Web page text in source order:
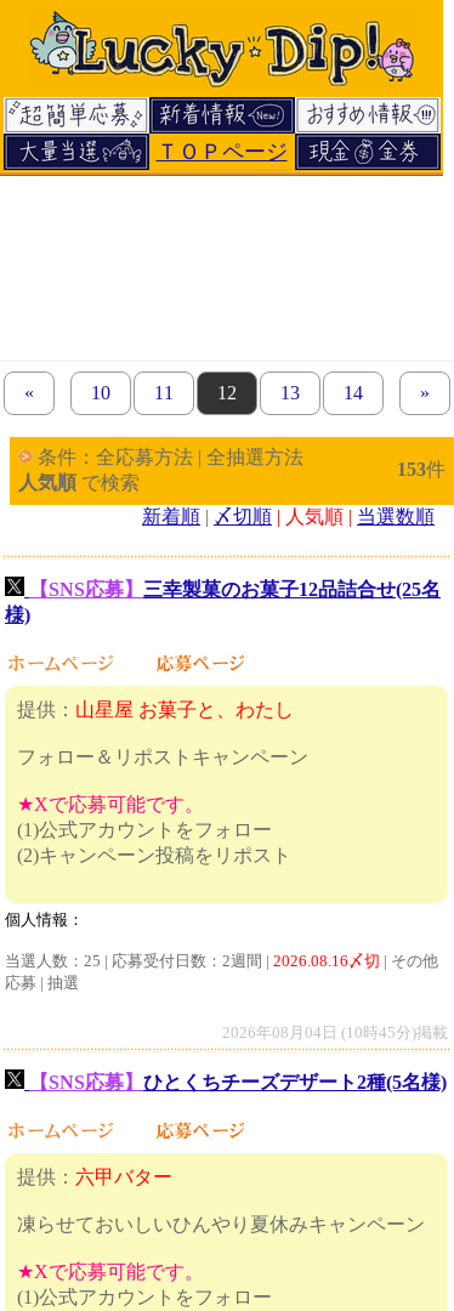
ＴＯＰページ
« previous set of pages
page
10 page
11 page
12 page
13 page
14 »
条件：全応募方法 | 全抽選方法
人気順 で検索
153件
新着順 | 〆切順 | 人気順 | 当選数順
【SNS応募】 三幸製菓のお菓子12品詰合せ(25名
様)
提供： 山星屋 お菓子と、わたし
フォロー＆リポストキャンペーン
★Xで応募可能です。
(1)公式アカウントをフォロー
(2)キャンペーン投稿をリポスト
個人情報：
当選人数：25 | 応募受付日数：2週間 | 2026.08.16〆切 | その他
応募 | 抽選
2026年08月04日 (10時45分)掲載
【SNS応募】 ひとくちチーズデザート2種(5名様)
提供： 六甲バター
凍らせておいしいひんやり夏休みキャンペーン
★Xで応募可能です。
(1)公式アカウントをフォロー